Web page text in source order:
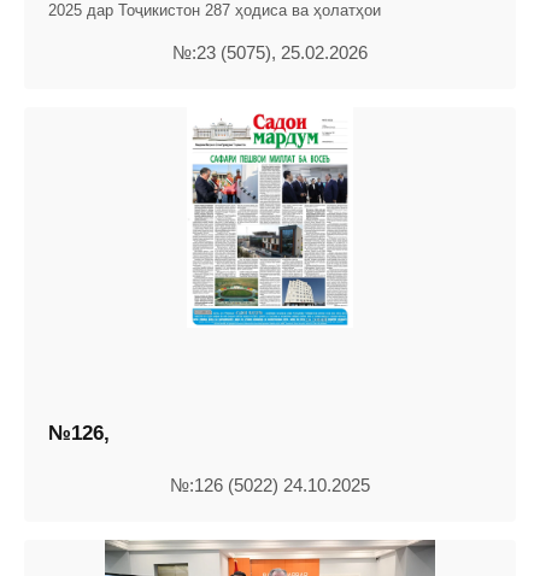
2025 дар Тоҷикистон 287 ҳодиса ва ҳолатҳои
№:23 (5075), 25.02.2026
№126,
№:126 (5022) 24.10.2025